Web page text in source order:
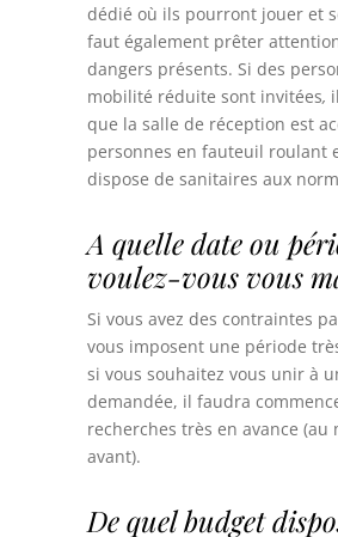
dédié où ils pourront jouer et
faut également prêter
dangers présents. Si des
mobilité réduite sont invitées,
que la salle de réception est
personnes en fauteuil roulant
dispose de sanitaires aux
A quelle date ou
voulez-vous vous
Si vous avez des contraintes
vous imposent une période
si vous souhaitez vous unir à
demandée, il faudra
recherches très en avance (au
avant).
De quel budget